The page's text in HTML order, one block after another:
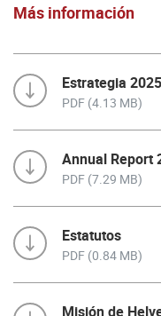
Más información
Estrategia
PDF (4.13 MB)
Annual Report
PDF (7.29 MB)
Estatutos
PDF (0.84 MB)
Misión de